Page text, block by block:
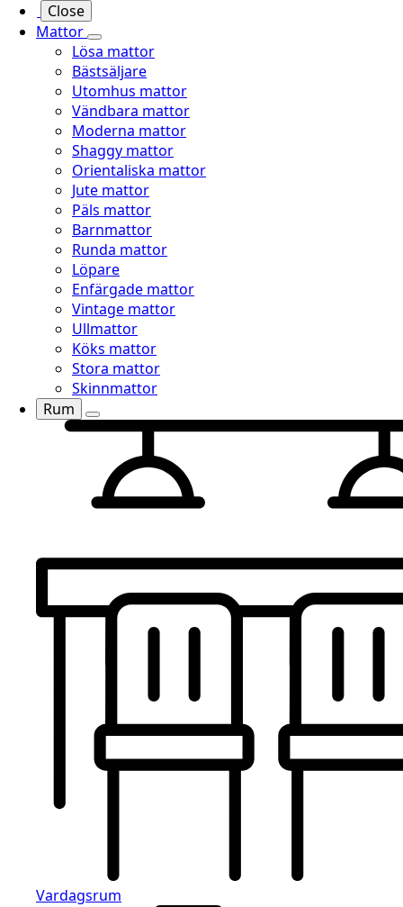
Close
Mattor
Lösa mattor
Bästsäljare
Utomhus mattor
Vändbara mattor
Moderna mattor
Shaggy mattor
Orientaliska mattor
Jute mattor
Päls mattor
Barnmattor
Runda mattor
Löpare
Enfärgade mattor
Vintage mattor
Ullmattor
Köks mattor
Stora mattor
Skinnmattor
Rum
Vardagsrum